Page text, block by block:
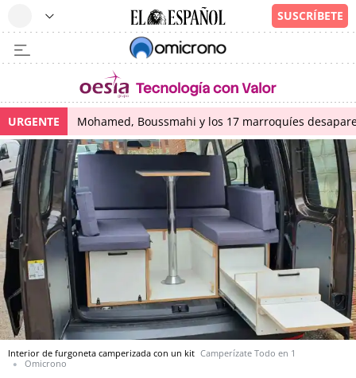
URGENTE Mohamed, Boussmahi y los 17 marroquíes
Interior de furgoneta camperizada con un kit Camperízate Todo en 1
Omicrono